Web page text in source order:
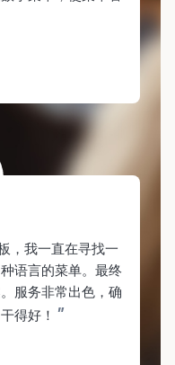
，我一直在寻找一
语言的菜单。最终
服务非常出色，确
得好！ ”